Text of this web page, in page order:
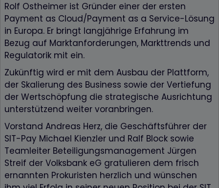
Rolf Ostheimer ist Gründer einer der ersten
Payment as Cloud/Payment as a Service-Lösung
in Europa. Er bringt langjährige Erfahrung im
Bezug auf Marktanforderungen, Markttrends und
Regulatorik mit ein.
Zukünftig wird er mit dem Ausbau der Plattform,
der Skalierung des Business sowie der Vertiefung
der Wertschöpfung die strategische Ausrichtung
unterstützend weiter voranbringen.
Vorstand Andreas Herz, die Geschäftsführer der
SIT-Pay Michael Kienzler und Ralf Block sowie
Teamleiter Beteiligungsmanagement Jürgen
Streif der Volksbank eG gratulieren dem frisch
ernannten Prokuristen herzlich und wünschen